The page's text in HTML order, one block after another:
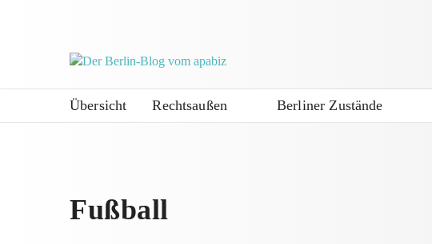
Übersicht Rechtsaußen Berliner Zustände
Fußball